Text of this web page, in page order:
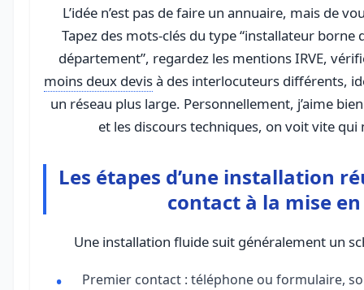
L’idée n’est pas de faire un annuaire, mais de
Tapez des mots-clés du type “installateur borne
département”, regardez les mentions IRVE,
moins deux devisà des interlocuteurs différents,
un réseau plus large. Personnellement, j’aime
et les discours techniques, on voit vite
Les étapes d’une installation
contact à la mise
Une installation fluide suit généralement un
Premier contact : téléphone ou formulaire,